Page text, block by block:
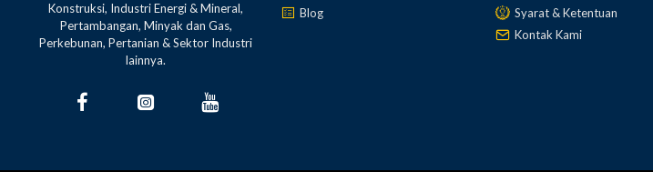
Konstruksi, Industri Energi & Mineral,
Pertambangan, Minyak dan Gas,
Perkebunan, Pertanian & Sektor Industri
lainnya.
Blog
Syarat & Ketentuan
Kontak Kami